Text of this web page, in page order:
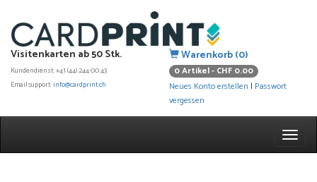
Visitenkarten ab 50 Stk.
Kundendienst: +41 (44) 244 00 43
Emailsupport:info@cardprint.ch
Warenkorb (0)
0 Artikel - CHF 0.00
Neues Konto erstellen | Passwort
vergessen